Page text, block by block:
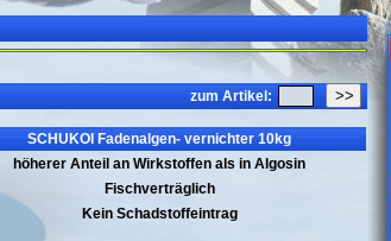
zum Artikel: >>
SCHUKOI Fadenalgen- vernichter 10kg
höherer Anteil an Wirkstoffen als in Algosin
Fischverträglich
Kein Schadstoffeintrag